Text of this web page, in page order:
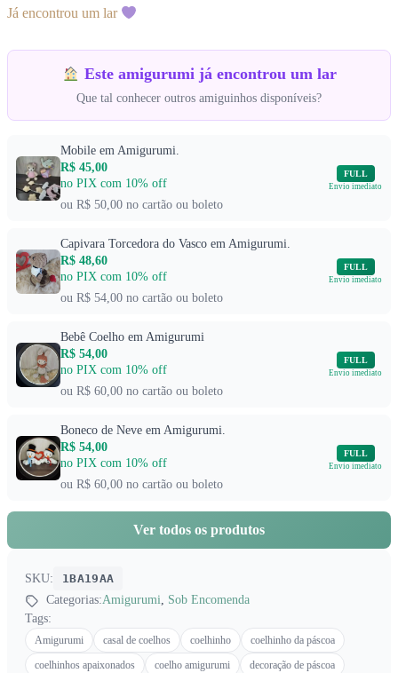
Já encontrou um lar
Este amigurumi já encontrou um lar
Que tal conhecer outros amiguinhos disponíveis?
Mobile em Amigurumi.
R$ 45,00
no PIX com 10% off
ou R$ 50,00 no cartão ou boleto
FULL
Envio imediato
Capivara Torcedora do Vasco em Amigurumi.
R$ 48,60
no PIX com 10% off
ou R$ 54,00 no cartão ou boleto
FULL
Envio imediato
Bebê Coelho em Amigurumi
R$ 54,00
no PIX com 10% off
ou R$ 60,00 no cartão ou boleto
FULL
Envio imediato
Boneco de Neve em Amigurumi.
R$ 54,00
no PIX com 10% off
ou R$ 60,00 no cartão ou boleto
FULL
Envio imediato
Ver todos os produtos
SKU:
1BA19AA
Categorias:Amigurumi, Sob Encomenda
Tags:
Amigurumi casal de coelhos coelhinho
coelhinho da páscoa
coelhinhos apaixonados
coelho amigurumi
decoração de páscoa